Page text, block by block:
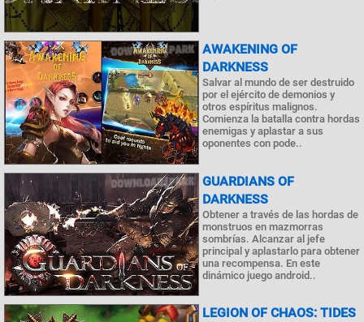
AWAKENING OF
DARKNESS
Salvar al mundo de ser destruido
por el ejército de demonios y
otros espíritus malignos.
Comienza la batalla contra hordas
enemigas y aplastar a sus
oponentes con pode..
GUARDIANS OF
DARKNESS
Obtener a través de las hordas de
monstruos en mazmorras
sombrías. Alcanzar al jefe
principal y aplastarlo para obtener
una recompensa. En este
dinámico juego android..
LEGION OF CHAOS: TIDES